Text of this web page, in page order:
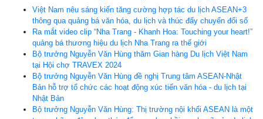
Việt Nam nêu sáng kiến tăng cường hợp tác du lịch ASEAN+3
thông qua quảng bá văn hóa, du lịch và thúc đẩy chuyển đổi số
Ra mắt video clip “Nha Trang - Khanh Hoa: Touching your heart!”
quảng bá thương hiệu du lịch Nha Trang ra thế giới
Bộ trưởng Nguyễn Văn Hùng thăm Gian hàng Du lịch Việt Nam
tại Hội chợ TRAVEX 2024
Bộ trưởng Nguyễn Văn Hùng đề nghị Trung tâm ASEAN-Nhật
Bản hỗ trợ tổ chức các hoạt động xúc tiến văn hóa - du lịch tại
Nhật Bản
Bộ trưởng Nguyễn Văn Hùng: Thị trường nội khối ASEAN là một